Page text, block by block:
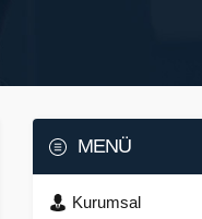
MENÜ
Kurumsal